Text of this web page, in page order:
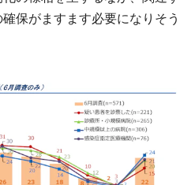
保がますます必要になりそう